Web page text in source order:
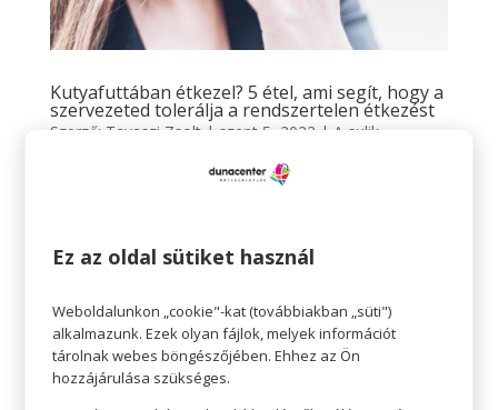
Kutyafuttában étkezel? 5 étel, ami segít, hogy a
szervezeted tolerálja a rendszertelen étkezést
Szerző: Tavaszi Zsolt| szept 5, 2022 | A sulik
a rendszertelen étkezést Ahogy a tanév elkezdődik,
rendszeresen esznek, hiszen a tanintézményekben a
menzán...
Ez az oldal sütiket használ
Weboldalunkon „cookie"-kat (továbbiakban „süti")
alkalmazunk. Ezek olyan fájlok, melyek információt
tárolnak webes böngészőjében. Ehhez az Ön
hozzájárulása szükséges.